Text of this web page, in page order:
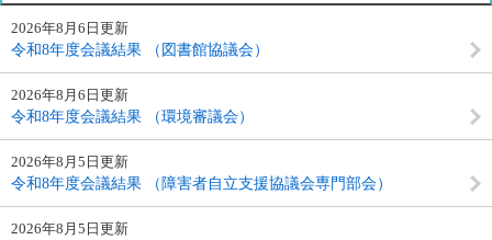
2026年8月6日更新
令和8年度会議結果 （図書館協議会）
2026年8月6日更新
令和8年度会議結果 （環境審議会）
2026年8月5日更新
令和8年度会議結果 （障害者自立支援協議会専門部会）
2026年8月5日更新